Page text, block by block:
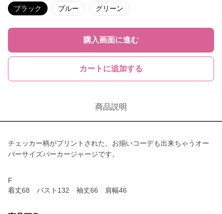
ブラック ブルー グリーン
購入画面に進む
カートに追加する
商品説明
チェッカー柄がプリントされた、お揃いコーデも出来ちゃうオー
バーサイズパーカージャージです。
F
着丈68 バスト132 袖丈66 肩幅46